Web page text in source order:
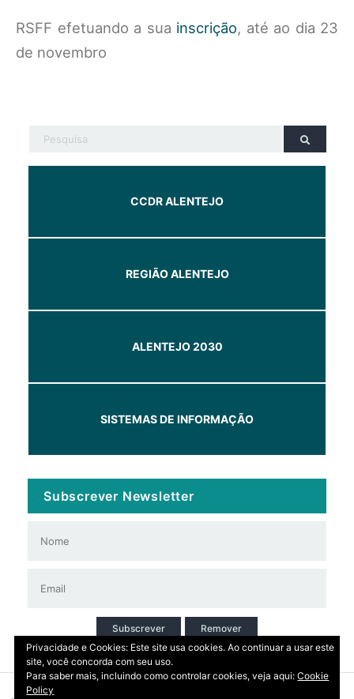
RSFF efetuando a sua inscrição, até ao dia 23
de novembro
CCDR ALENTEJO
REGIÃO ALENTEJO
ALENTEJO 2030
SISTEMAS DE INFORMAÇÃO
Subscrever Newsletter
Subscrever Remover
Privacidade e Cookies: Este site usa cookies. Ao continuar a usar este
site, você concorda com seu uso.
Para saber mais, incluindo como controlar cookies, veja aqui:Cookie
Policy